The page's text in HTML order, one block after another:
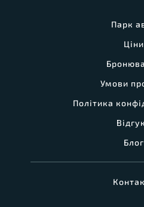
Парк
Ціни
Умови
Політика
Блог